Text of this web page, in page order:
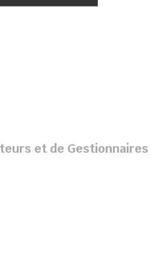
et de Gestionnaires